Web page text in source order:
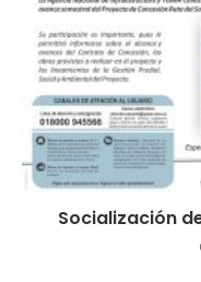
Socialización